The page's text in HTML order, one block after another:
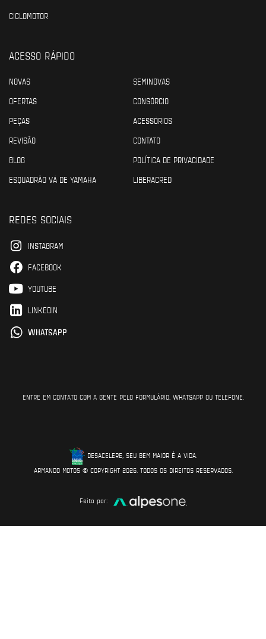
CICLOMOTOR
ACESSO RÁPIDO
NOVAS
SEMINOVAS
OFERTAS
CONSÓRCIO
PEÇAS
ACESSÓRIOS
REVISÃO
CONTATO
BLOG
POLÍTICA DE PRIVACIDADE
ESQUADRÃO VÁ DE YAMAHA
LIBERACRED
REDES SOCIAIS
INSTAGRAM
FACEBOOK
YOUTUBE
LINKEDIN
WHATSAPP
ENTRE EM CONTATO COM A GENTE PELO FORMULÁRIO, WHATSAPP OU TELEFONE.
DESACELERE, SEU BEM MAIOR É A VIDA.
ARMANDO MOTOS © COPYRIGHT 2026. TODOS OS DIREITOS RESERVADOS.
Feito por: